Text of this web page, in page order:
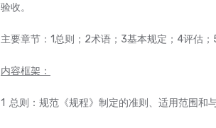
验收。
主要章节：1总则；2术语；3基本规定；4评估
内容框架：
1 总则：规范《规程》制定的准则、适用范围和